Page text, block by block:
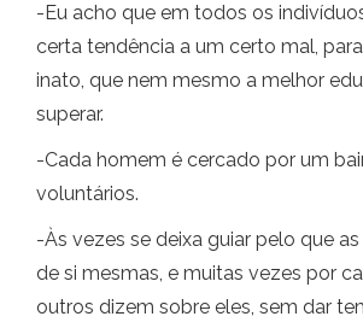
-Eu acho que em todos os
certa tendência a um certo mal,
inato, que nem mesmo a melhor
superar.
-Cada homem é cercado por um
voluntários.
-Às vezes se deixa guiar pelo que
de si mesmas, e muitas vezes por
outros dizem sobre eles, sem dar